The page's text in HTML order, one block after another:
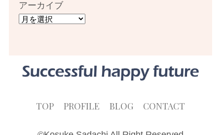
アーカイブ
TOP PROFILE BLOG CONTACT